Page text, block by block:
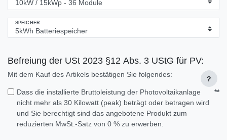
SPEICHER
Befreiung der USt 2023 §12 Abs. 3 UStG für PV:
Mit dem Kauf des Artikels bestätigen Sie folgendes:
Dass die installierte Bruttoleistung der Photovoltaikanlage
nicht mehr als 30 Kilowatt (peak) beträgt oder betragen wird
und Sie berechtigt sind das angebotene Produkt zum
reduzierten MwSt.-Satz von 0 % zu erwerben.
**
?